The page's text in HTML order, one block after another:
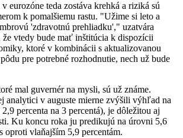
eurozóne teda zostáva krehká a riziká sú
k pomalšiemu rastu. "Užime si leto a
'zdravotnú prehliadku'," uzatvára
vtedy bude mať inštitúcia k dispozícii
ktoré v kombinácii s aktualizovanou
pre potrebné rozhodnutie, nech už bude
mal guvernér na mysli, sú už známe.
analytici v auguste mierne zvýšili výhľad na
percenta na 3 percentá), je dôležitou aj
Ku koncu roka ju predikujú na úrovni 5,6
oproti vlaňajším 5,9 percentám.